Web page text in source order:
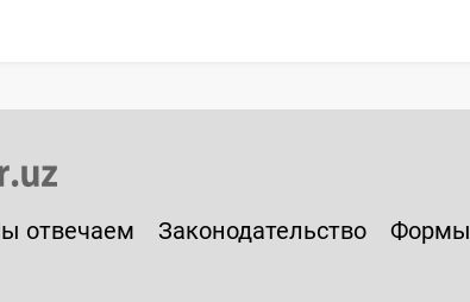
отвечаем Законодательство Формы